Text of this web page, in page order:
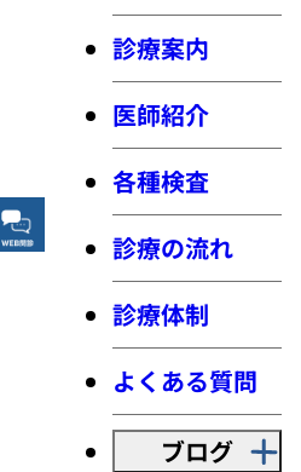
診療案内
医師紹介
各種検査
診療の流れ
診療体制
よくある質問
ブログ